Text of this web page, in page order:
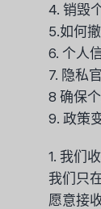
4. 销毁
5.如何
6. 个人
7. 隐私官
8 确保
9. 政策
1. 我们
我们只
愿意接